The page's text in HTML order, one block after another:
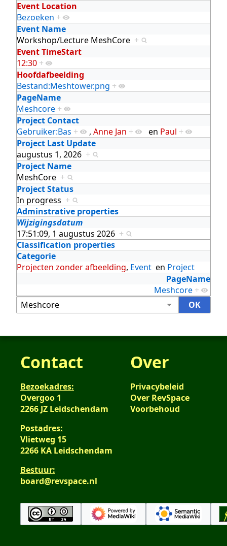
Event Location
Bezoeken +
Event Name
Workshop/Lecture MeshCore +
Event TimeStart
12:30 +
Hoofdafbeelding
Bestand:Meshtower.png +
PageName
Meshcore +
Project Contact
Gebruiker:Bas + , Anne Jan + en Paul +
Project Last Update
augustus 1, 2026 +
Project Name
MeshCore +
Project Status
In progress +
Adminstrative properties
Wijzigingsdatum
17:51:09, 1 augustus 2026 +
Classification properties
Categorie
Projecten zonder afbeelding, Event en Project
PageName
Meshcore +
Contact
Bezoekadres:
Overgoo 1
2266 JZ Leidschendam
Postadres:
Vlietweg 15
2266 KA Leidschendam
Bestuur:
board@revspace.nl
Over
Privacybeleid
Over RevSpace
Voorbehoud